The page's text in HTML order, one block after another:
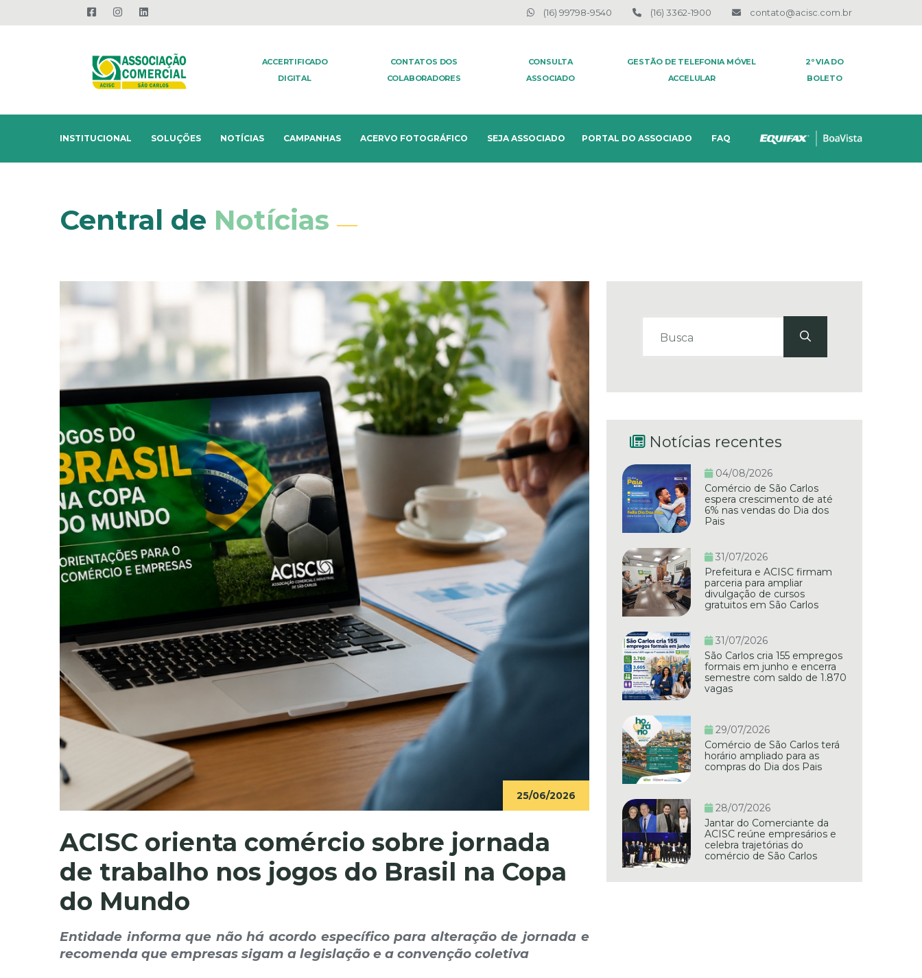
(16) 99798-9540 (16) 3362-1900 contato@acisc.com.br
ACCERTIFICADO
DIGITAL
CONTATOS DOS
COLABORADORES
CONSULTA
ASSOCIADO
GESTÃO DE TELEFONIA MÓVEL
ACCELULAR
2º VIA DO
BOLETO
INSTITUCIONAL SOLUÇÕES NOTÍCIAS CAMPANHAS ACERVO FOTOGRÁFICO SEJA ASSOCIADO PORTAL DO ASSOCIADO FAQ
Central de Notícias
25/06/2026
ACISC orienta comércio sobre jornada
de trabalho nos jogos do Brasil na Copa
do Mundo
Entidade informa que não há acordo específico para alteração de jornada e
recomenda que empresas sigam a legislação e a convenção coletiva
Notícias recentes
04/08/2026
Comércio de São Carlos
espera crescimento de até
6% nas vendas do Dia dos
Pais
31/07/2026
Prefeitura e ACISC firmam
parceria para ampliar
divulgação de cursos
gratuitos em São Carlos
31/07/2026
São Carlos cria 155 empregos
formais em junho e encerra
semestre com saldo de 1.870
vagas
29/07/2026
Comércio de São Carlos terá
horário ampliado para as
compras do Dia dos Pais
28/07/2026
Jantar do Comerciante da
ACISC reúne empresários e
celebra trajetórias do
comércio de São Carlos